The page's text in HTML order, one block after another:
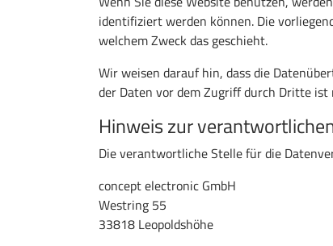
identifiziert werden können. Die
welchem Zweck das geschieht.
Wir weisen darauf hin, dass die
der Daten vor dem Zugriff durch Dritte ist
Hinweis zur
Die verantwortliche Stelle für die
concept electronic GmbH
Westring 55
33818 Leopoldshöhe